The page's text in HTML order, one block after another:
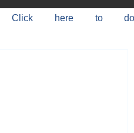
Click here to